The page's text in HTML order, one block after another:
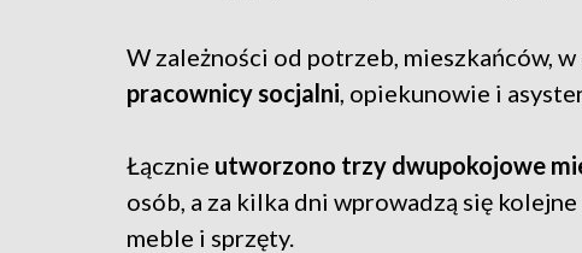
W zależności od potrzeb, mieszkańców,
pracownicy socjalni , opiekunowie i
Łącznie utworzono trzy dwupokojowe
osób, a za kilka dni wprowadzą się
meble i sprzęty.